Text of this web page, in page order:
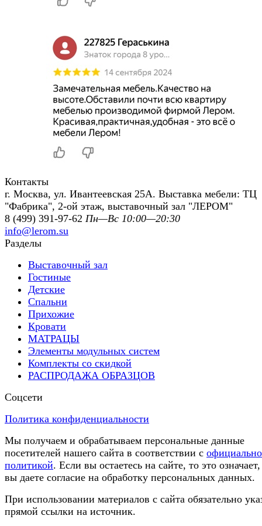
Контакты
г. Москва, ул. Ивантеевская 25А. Выставка мебели: ТЦ
"Фабрика", 2-ой этаж, выставочный зал "ЛЕРОМ"
8 (499) 391-97-62 Пн—Вс 10:00—20:30
info@lerom.su
Разделы
Выставочный зал
Гостиные
Детские
Спальни
Прихожие
Кровати
МАТРАЦЫ
Элементы модульных систем
Комплекты со скидкой
РАСПРОДАЖА ОБРАЗЦОВ
Соцсети
Политика конфиденциальности
Мы получаем и обрабатываем персональные данные
посетителей нашего сайта в соответствии с
политикой. Если вы остаетесь на сайте, то это
вы даете согласие на обработку персональных данных.
При использовании материалов с сайта обязательно
прямой ссылки на источник.